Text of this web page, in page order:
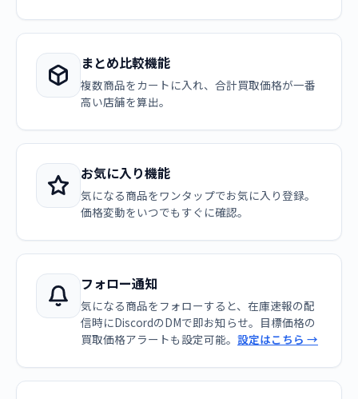
まとめ比較機能
複数商品をカートに入れ、合計買取価格が一番
高い店舗を算出。
お気に入り機能
気になる商品をワンタップでお気に入り登録。
価格変動をいつでもすぐに確認。
フォロー通知
気になる商品をフォローすると、在庫速報の配
信時にDiscordのDMで即お知らせ。目標価格の
買取価格アラートも設定可能。 設定はこちら →